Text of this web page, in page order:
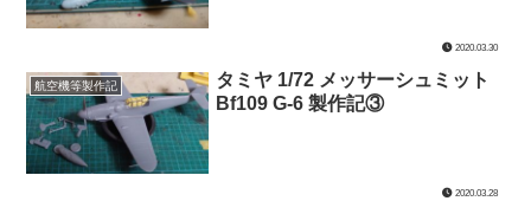
2020.03.30
航空機等製作記
タミヤ 1/72 メッサーシュミット
Bf109 G-6 製作記③
2020.03.28